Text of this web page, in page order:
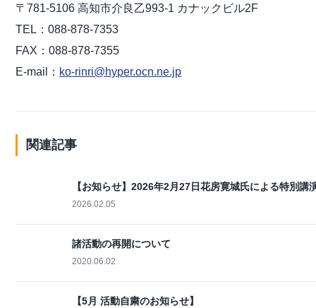
〒781-5106 高知市介良乙993-1 カナックビル2F
TEL：088-878-7353
FAX：088-878-7355
E-mail： ko-rinri@hyper.ocn.ne.jp
関連記事
【お知らせ】2026年2月27日花房寛城氏による特別講
2026.02.05
諸活動の再開について
2020.06.02
【5月 活動自粛のお知らせ】